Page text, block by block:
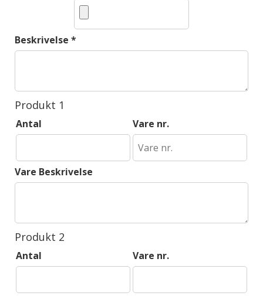
Beskrivelse *
Produkt 1
Antal Vare nr.
Vare Beskrivelse
Produkt 2
Antal Vare nr.